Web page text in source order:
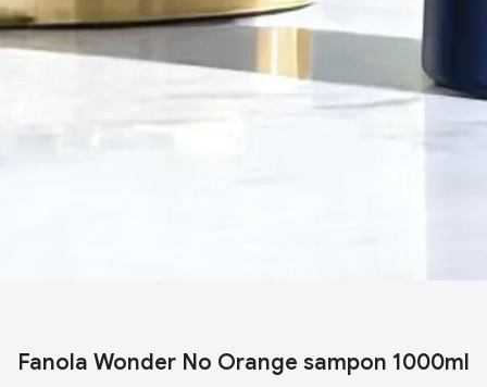
Fanola Wonder No Orange sampon 1000ml